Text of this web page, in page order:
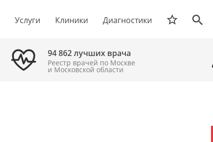
Услуги Клиники Диагностики
94 862 лучших врача
Реестр врачей по Москве
и Московской области